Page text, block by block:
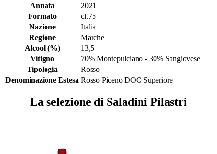
Annata
2021
Formato
cl.75
Nazione
Italia
Regione
Marche
Alcool (%)
13,5
Vitigno
70% Montepulciano - 30% Sangiovese
Tipologia
Rosso
Denominazione Estesa Rosso Piceno DOC Superiore
La selezione di Saladini Pilastri